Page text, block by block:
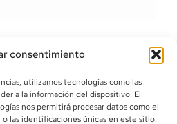
consentimiento
utilizamos tecnologías como las
a la información del dispositivo. El
nos permitirá procesar datos como el
las identificaciones únicas en este sitio.